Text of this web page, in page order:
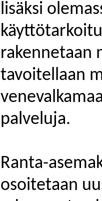
lisäksi
rakennetaan
tavoitellaan
palveluja.
Ranta-
osoitetaan